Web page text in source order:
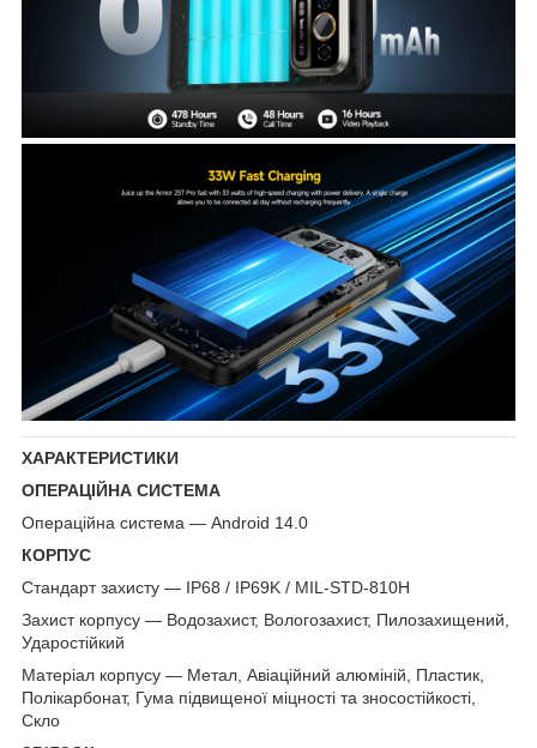
ХАРАКТЕРИСТИКИ
ОПЕРАЦІЙНА СИСТЕМА
Операційна система — Android 14.0
КОРПУС
Стандарт захисту — IP68 / IP69K / MIL-STD-810H
Захист корпусу — Водозахист, Вологозахист, Пилозахищений,
Ударостійкий
Матеріал корпусу — Метал, Авіаційний алюміній, Пластик,
Полікарбонат, Гума підвищеної міцності та зносостійкості,
Скло